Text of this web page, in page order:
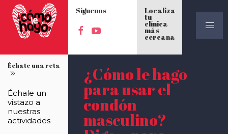
Síguenos Localiza
tu
clínica
más
cercana
Échate una reta
Échale un
vistazo a
nuestras
actividades
¿Cómo le hago
para usar el
condón
masculino?